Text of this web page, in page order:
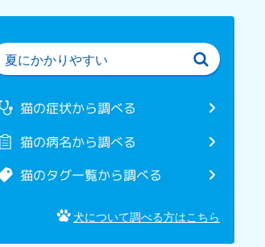
猫の症状から調べる
猫の病名から調べる
猫のタグ一覧から調べる
犬について調べる方はこちら